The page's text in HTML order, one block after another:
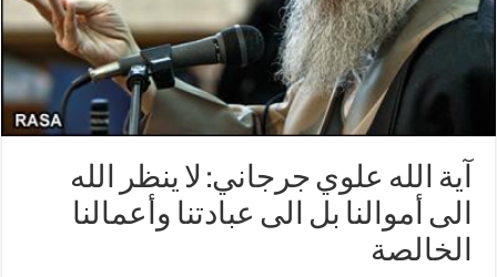
آية الله علوي جرجاني: لا ينظر الله
الى أموالنا بل الى عبادتنا وأعمالنا
الخالصة